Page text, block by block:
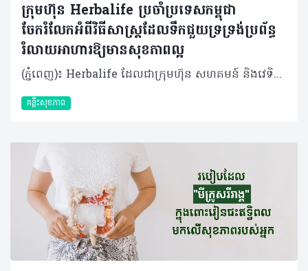
ក្រុមហ៊ុន Herbalife ប្រចាំប្រទេសកម្ពុជា
ចែករំលែកអំពីវិធីសាស្រ្តដែលទឹកជួយទ្រទ្រង់ប្រព័ន្ធ
រំលាយអាហារឱ្យមានសុខភាពល្អ
(ភ្នំពេញ)៖ Herbalife ដែលជាក្រុមហ៊ុន សហគមន៍ និងវេទិកាភ្ជាប់ទំនាក់ទំនង លំដាប់ថ្នាក់ពិភពលោក ផ្នែកសុខភាព និងសុខុមាលភាពបានចែករំលែកអំពី របៀបដែលទឹកជួយទ្រទ្រង់ប្រព័ន្ធរំលាយអាហារឱ្យមានសុខភាពល្អ។ ទឹកគឺជាកត្តាចម្បងបំផុតដែលជួយឱ្យប្រព័ន្ធរំលាយអាហារដំណើរការបានរលូន តាំងពីចំណុចចាប់ផ្ដើមរហូតដល់បញ្ចប់។ បច្ចុប្បន្ន ការយកចិត្តទុកដាក់លើសុខភាពប្រព័ន្ធរំលាយអាហារមានការកើនឡើងយ៉ាងខ្លាំង ដោយសារការរកឃើញថ្មីៗអំពី "មីក្រូជីវចម្រុះក្នុងពោះវៀន" (Gut Microbiome)។ វាគឺជាបណ្តុំបាក់តេរីដែលរស់នៅក្នុងបំពង់រំលាយអាហារ ហើយមានឥទ្ធិពលយ៉ាងខ្លាំងដល់ប្រព័ន្ធសុខភាពទូទៅនៃរាងកាយទាំងមូល។ អ្នកប្រហែលជាបានដឹងខ្លះស្រាប់មកហើយថា ដើម្បីរក្សាប្រព័ន្ធរំលាយអាហាររបស់អ្នកឱ្យមានសុខភាពល្អ ការទទួលទានប្រូបាយអូទិក (probiotics - បាក់តេរី "ល្អ") ក៏ដូចជា ព្រីបីយូទិក (prebiotics - "អាហារ" សម្រាប់ប្រូបាយអូទិក) និងជាតិសរសៃឱ្យបានគ្រប់គ្រាន់ គឺជារឿងសំខាន់ដែលអ្នកមិនគួរមើលរំលង។ ប៉ុន្តែមានរឿងមួយដែលសាមញ្ញនិងរឹតតែសំខាន់នោះគឺ៖ ទឹក។ ទឹកមានវត្តមាននៅក្នុងគ្រប់ជំហាននៃដំណើរការរំលាយអាហារ ហេតុដូច្នោះហើយទើបការរក្សាជាតិទឹកឱ្យបានគ្រប់គ្រាន់មានសារៈសំខាន់ខ្លាំងចំពោះសុខភាពរបស់អ្នក។ តើទឹកជួយដល់ការរំលាយអាហារយ៉ាងដូចម្តេច? ចាប់ផ្តើមតាំងពីចំណុចដំបូងបំផុតនៃដំណើរការរំលាយអាហារ ទឹកគឺជាសមាសធាតុសំខាន់នៃទឹកមាត់។ ទឹកមាត់មានមុខងារជាច្រើនដូចជា៖ • វាជួយធ្វើឱ្យអាហារមានសំណើម ដែលបង្កភាពងាយស្រួលក្នុងការទំពា និងលេបចូល • ទឹកមាត់ក៏មានផ្ទុកអង់ស៊ីម ដែលវាដើរតួជាអ្នកបំបែកសារធាតុអាហារដូចជា ជាតិខ្លាញ់ និងកាបូអ៊ីដ្រាត តាំងពីដំបូងបំផុតមុនក្រពះទៅទៀត នៅពេលអាហារឆ្លងកាត់ចូលទៅក្នុងក្រពះ ទឹកក្រពះត្រូវបានបញ្ចេញមក។ទឹកទាំងនោះក៏មានផ្ទុកនូវអង់ស៊ីម ដែលនឹងចាប់ផ្តើម​បំបែកប្រូតេអ៊ីន និងកាបូអ៊ីដ្រាតនៅក្នុងអាហារដែលអ្នកញ៉ាំឱ្យទៅជាផ្នែកតូចៗ ទើបបញ្ជូនទៅកាន់ពោះវៀនតូច ដែលជាកន្លែងកើតមានការរំលាយអាហារភាគច្រើន។ ក្នុងដំណាក់កាលនេះ ទឹកក៏ត្រូវការជាចាំបាច់ផងដែរ ដើម្បីផលិតទឹករំអិលដែលស្រោបផ្នែកខាងក្នុងនៃក្រពះរបស់អ្នក ដែលជួយការពារពីអាស៊ីតក្រពះ។ គួរឱ្យកត់សម្គាល់ផងដែរថា វាមិនមែនជាការពិតនោះទេនូវការលើកឡើងមួយថា ការផឹកទឹកជាមួយអាហារនឹងធ្វើឱ្យទឹកក្រពះរាវខ្លាំង រហូតដល់វាមិនអាចធ្វើការងារបាន។​ តែផ្ទុយទៅវិញ ការមានជាតិទឹកគ្រប់គ្រាន់នឹងជួយជម្រុញដំណើរការនេះឱ្យកាន់តែល្អទៅវិញទេ។ របៀបដែលទឹកទ្រទ្រង់សុខភាពពោះវៀន នៅពេលអាហារផ្លាស់ទីតាមពោះវៀនតូច មានសកម្មភាពរំលាយអាហារជាច្រើនដែលទឹកជួយសម្របសម្រួល៖ • សារធាតុរាវ (ដែលបញ្ចេញពីក្នុងខ្លួន) កាន់តែច្រើន ត្រូវបានបញ្ចេញទៅក្នុងពោះវៀនតូច ពីស្រទាប់ផ្ទៃខាងក្នុងនៃពោះវៀនផ្ទាល់ ក៏ដូចជាពីលំពែង និងថ្លើមផងដែរ។ • អង់ស៊ីមធ្វើការដើម្បីពន្លឿនដំណើរការ និងជួយរៀបចំសម្របសម្រួលការស្រូបយកនៅដំណាក់កាលចុងក្រោយនៃការរំលាយអាហារ៖ អាស៊ីតអាមីណូពីប្រូតេអ៊ីន អាស៊ីតខ្លាញ់ពីជាតិខ្លាញ់ និងម៉ូលេគុលស្ករនីមួយៗពីកាបូអ៊ីដ្រាត។ • ការស្រូបយកសារធាតុចិញ្ចឹមភាគច្រើនកើតឡើងនៅក្នុងពោះវៀនតូច ហើយបន្ទាប់មកសារធាតុចិញ្ចឹមដែលរំលាយរួច នឹងឆ្លងកាត់ទៅកាន់ចរន្តឈាមរបស់អ្នក។ នៅពេលដំណើរការរំលាយអាហារបន្តនៅក្នុងពោះវៀនធំ ទឹកក៏មានសារៈសំខាន់ខ្លាំងផងដែរ៖ • ជាតិសរសៃរលាយ (Soluble fibers) ដែលអ្នកទទួលទាន (មាននៅក្នុងអាហារដូចជា អូត សណ្តែក និងបាឡេ) វានឹងរលាយក្នុងទឹក ហើយប៉ោង និងរីកមាឌ ដែលវានឹងជួយរាងកាយស្រូបយកជាតិស្ករយឺតៗ និងបញ្ជុះកូឡេស្តេរ៉ុល។ • ជាតិសរសៃមិនរលាយ (Insoluble fiber) ដែលអ្នកទទួលទាន (មាននៅក្នុងអាហារដូចជា គ្រាប់ធញ្ញជាតិ និងបន្លែភាគច្រើន) គឺនឹងចាប់យក និងបឺតយកទឹក ដែលវាជួយជំរុញដល់ការបន្ទោបង់ឱ្យបានទៀងទាត់។ គួរបញ្ជាក់ផងដែរថា ផ្នែកខាងក្រោមនៃពោះវៀន ក៏ជាកន្លែងដែលរាងកាយរបស់អ្នកស្រូបយកជាតិរ៉ែភាគច្រើនដែលអ្នកទទួលទាន ហើយទឹកនៅទីនោះជាអ្នកជួយសម្រួលដល់ការស្រូបយកនូវសារធាតុរ៉ែទាំងអស់នោះ។ ជាការពិតណាស់ ប្រព័ន្ធរំលាយអាហារដែលមានសុខភាពល្អ គឺពឹងផ្អែកលើការមានជាតិសរសៃគ្រប់គ្រាន់។ បន្ថែមពីនេះ ការហាត់ប្រាណក៏មានសារៈសំខាន់ផងដែរ នៅពេលអ្នកធ្វើចលនាសាច់ដុំឆ្អឹងអំឡុងពេលហាត់ប្រាណ អ្នកក៏កំពុងជំរុញសាច់ដុំ រលោង (Smooth muscle) នៃបំពង់រំលាយក្នុងពេលតែមួយ ដែលវានឹងជួយជំរុញការបន្ទោបង់មានភាពទៀងទាត់។ បើទោះបីជាអ្វីដែលលើកឡើងមកនេះសំខាន់កម្រិតណាក៏ដោយ ក៏សូមកុំភ្លេចរឿងដ៏សាមញ្ញបំផុតមួយគឺទឹក ហើយអ្នកត្រូវប្រាកដថាអ្នកទទួលទានជាតិទឹកបានច្រើន និងទៀងទាត់ជារៀងរាល់ថ្ងៃ ដើម្បីរក្សាប្រព័ន្ធរំលាយអាហារទាំងស្រុងឱ្យដំណើរការបានរលូន។ អំពីក្រុមហ៊ុន Herbalife ក្រុមហ៊ុន Herbalife (NYSE: HLF) គឺជាក្រុមហ៊ុនសុខភាព និងសុខុមាលភាពឈានមុខគេ និងជាសហគមន៍ដែលកំពុងផ្លាស់ប្តូរជីវិតរបស់មនុស្សជាមួយនឹងផលិតផលអាហារូបត្ថម្ភដ៏អស្ចារ្យ និងជាឱកាសអាជីវកម្មសម្រាប់សមាជិកឯករាជ្យរបស់ខ្លួនចាប់តាំងពីឆ្នាំ 1980។ ក្រុមហ៊ុនផ្តល់ជូននូវផលិតផលដែលគាំទ្រដោយវិទ្យាសាស្រ្តដល់អ្នកប្រើប្រាស់នៅក្នុងទីផ្សារជាង 90។ តាមរយៈសមាជិកឯករាជ្យដែលផ្តល់ជូននូវការបណ្តុះបណ្តាលមួយទល់មួយ និងផ្តល់ការគាំទ្រសហគមន៍ដោយបំផុសគំនិតឱ្យអតិថិជនប្រកាន់ខ្ជាប់នូវរបៀបរស់នៅដែលមានភាពសកម្ម។
គន្លឹះសុខភាព